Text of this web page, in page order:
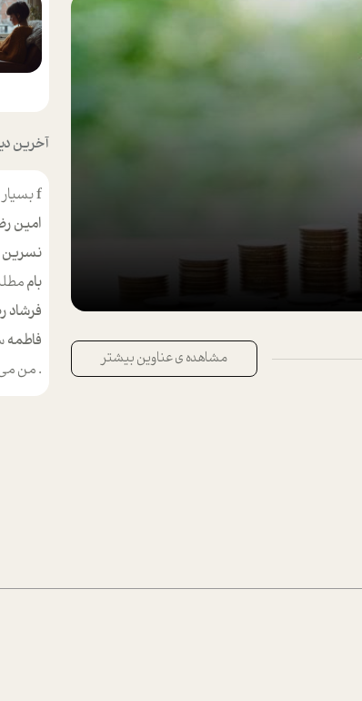
مشاهده ی عناوین بیشتر
آخرین
f
امین
نسرین
باممطلب حوبی ولی
فرشاد
فاطمهسال ۱۴۰۰ تک
.من می